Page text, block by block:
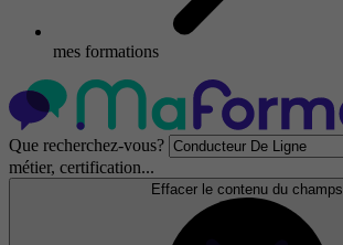
mes formations
Que recherchez-vous?
métier, certification...
Effacer le contenu du champs